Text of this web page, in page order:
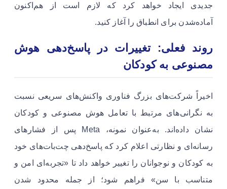
جدیدی ایجاد خواهد کرد که لازم است از هم‌اکنون
آماده‌شدن برای انطباق را آغاز کنید.
روند فعلی: تغییرات در پاسخ‌دهی هوش
مصنوعی به کودکان
اخیراً شرکت‌های بزرگ فناوری واکنش‌های سریعی نسبت
به نگرانی‌های مرتبط با تعامل هوش مصنوعی و کودکان
نشان داده‌اند. به‌عنوان نمونه، Meta پس از فشارهای
رسانه‌ای و نظارتی اعلام کرد که پاسخ‌دهی چت‌بات‌های خود
به کودکان و نوجوانان را تغییر خواهد داد تا «تجربه‌ای امن و
متناسب با سن» فراهم شود؛ از جمله محدود شدن